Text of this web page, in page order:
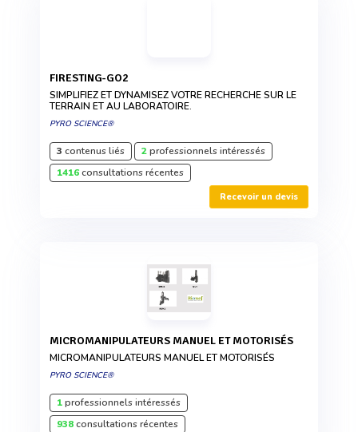
FIRESTING-GO2
SIMPLIFIEZ ET DYNAMISEZ VOTRE RECHERCHE SUR LE
TERRAIN ET AU LABORATOIRE.
PYRO SCIENCE®
3 contenus liés 2professionnels intéressés
1416consultations récentes
Recevoir un devis
MICROMANIPULATEURS MANUEL ET MOTORISÉS
MICROMANIPULATEURS MANUEL ET MOTORISÉS
PYRO SCIENCE®
1professionnels intéressés
938consultations récentes